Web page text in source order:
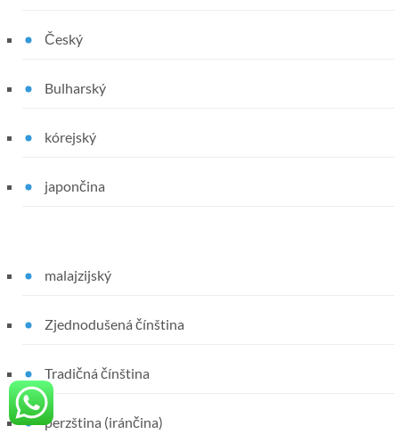
Český
Bulharský
kórejský
japončina
malajzijský
Zjednodušená čínština
Tradičná čínština
perzština (iránčina)